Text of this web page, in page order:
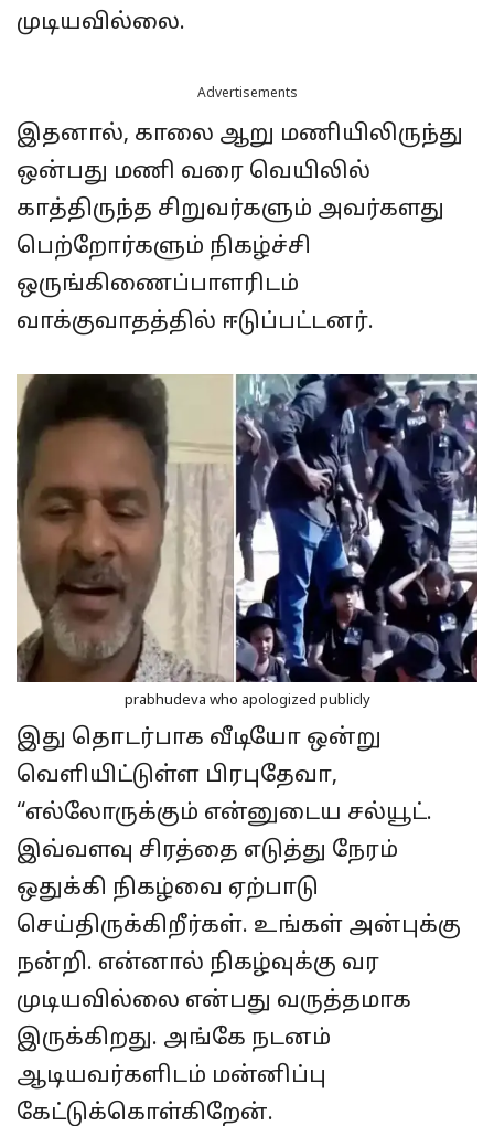
முடியவில்லை.
Advertisements
இதனால், காலை ஆறு மணியிலிருந்து
ஒன்பது மணி வரை வெயிலில்
காத்திருந்த சிறுவர்களும் அவர்களது
பெற்றோர்களும் நிகழ்ச்சி
ஒருங்கிணைப்பாளரிடம்
வாக்குவாதத்தில் ஈடுப்பட்டனர்.
prabhudeva who apologized publicly
இது தொடர்பாக வீடியோ ஒன்று
வெளியிட்டுள்ள பிரபுதேவா,
“எல்லோருக்கும் என்னுடைய சல்யூட்.
இவ்வளவு சிரத்தை எடுத்து நேரம்
ஒதுக்கி நிகழ்வை ஏற்பாடு
செய்திருக்கிறீர்கள். உங்கள் அன்புக்கு
நன்றி. என்னால் நிகழ்வுக்கு வர
முடியவில்லை என்பது வருத்தமாக
இருக்கிறது. அங்கே நடனம்
ஆடியவர்களிடம் மன்னிப்பு
கேட்டுக்கொள்கிறேன்.